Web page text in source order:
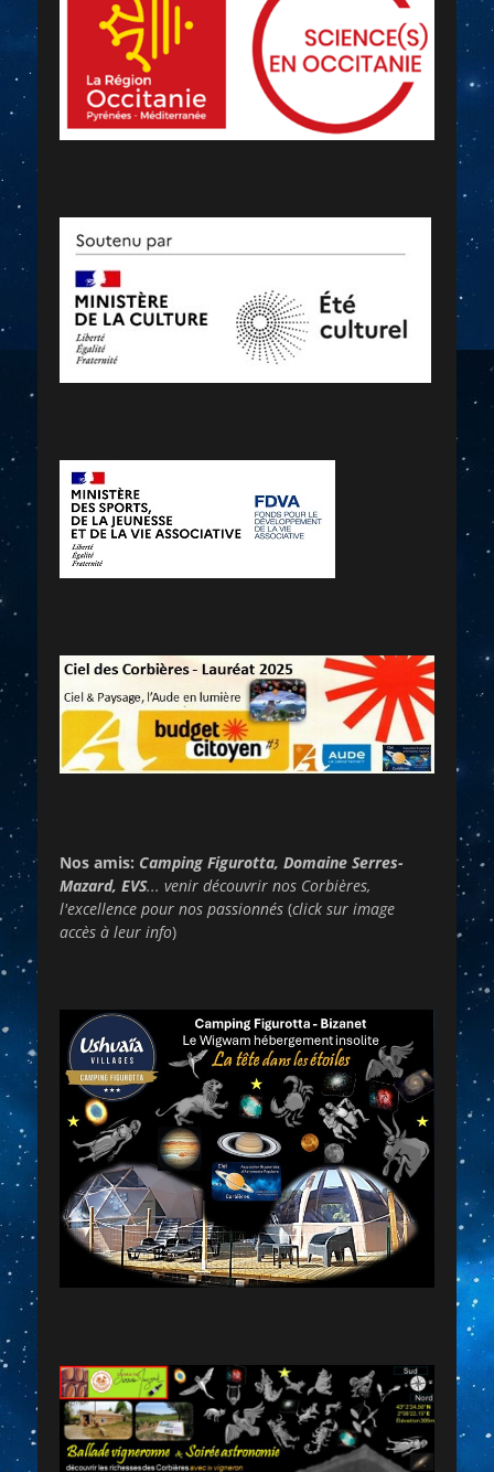
Nos amis: Camping Figurotta, Domaine Serres-
Mazard, EVS... venir découvrir nos Corbières,
l'excellence pour nos passionnés (click sur image
accès à leur info)